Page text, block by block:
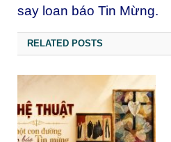
say loan báo Tin Mừng.
RELATED POSTS